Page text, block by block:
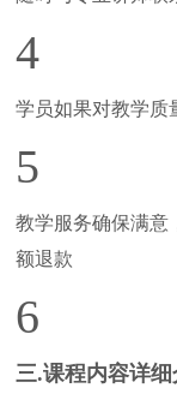
4
学员如果对教学质
5
教学服务确保满意
额退款
6
三.课程内容详细